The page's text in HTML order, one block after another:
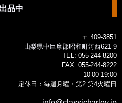
品中
〒 409-3851
山梨県中巨摩郡昭和町河西621-9
TEL: 055-244-8200
FAX: 055-244-8222
10:00-19:00
定休日：毎週月曜・第2 第4火曜日